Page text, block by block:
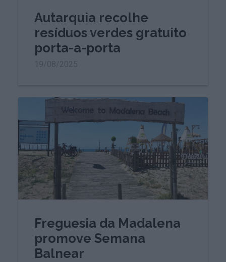
Autarquia recolhe
resíduos verdes gratuito
porta-a-porta
Freguesia da Madalena
promove Semana
Balnear